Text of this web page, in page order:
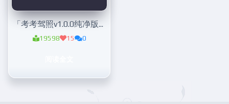
「考考驾照v1.0.0纯净版」驾照刷题
19598 15 0